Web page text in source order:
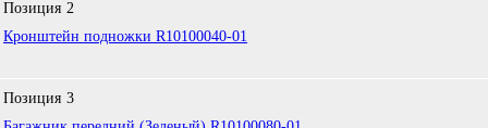
Позиция 2
Кронштейн подножки R10100040-01
Позиция 3